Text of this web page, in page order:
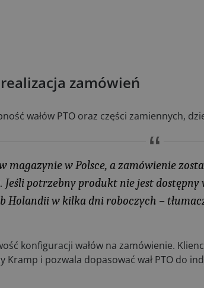
zamówień
wałów PTO oraz części zamiennych,
magazynie w Polsce, a zamówienie
potrzebny produkt nie jest
Holandii w kilka dni roboczych –
konfiguracji wałów na zamówienie.
Kramp i pozwala dopasować wał PTO do